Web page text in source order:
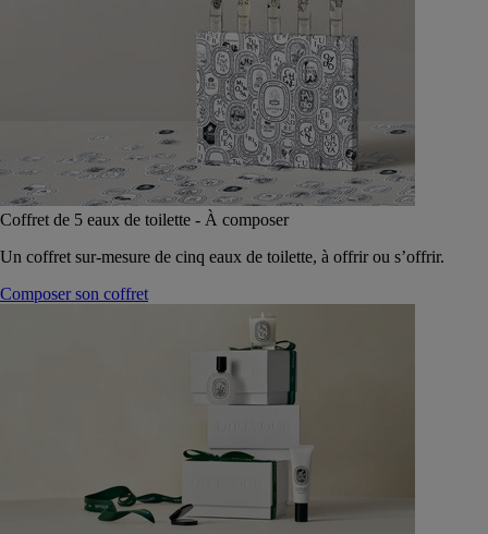
Coffret de 5 eaux de toilette - À composer
Un coffret sur-mesure de cinq eaux de toilette, à offrir ou s’offrir.
Composer son coffret